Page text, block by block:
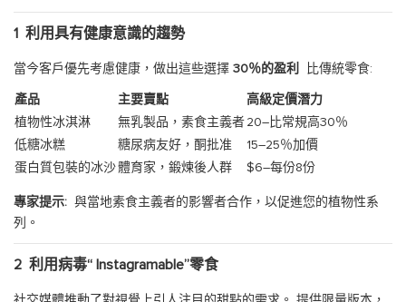
1 利用具有健康意識的趨勢
當今客戶優先考慮健康，做出這些選擇 30％的盈利 比傳統零食:
產品 主要賣點
高級定價潛力
植物性冰淇淋
無乳製品，素食主義者 20–比常規高30％
低糖冰糕
糖尿病友好，酮批准
15–25％加價
蛋白質包裝的冰沙體育家，鍛煉後人群 $6–每份8份
專家提示: 與當地素食主義者的影響者合作，以促進您的植物性系
列。
2 利用病毒“ Instagramable”零食